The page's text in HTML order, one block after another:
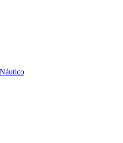
Náutico